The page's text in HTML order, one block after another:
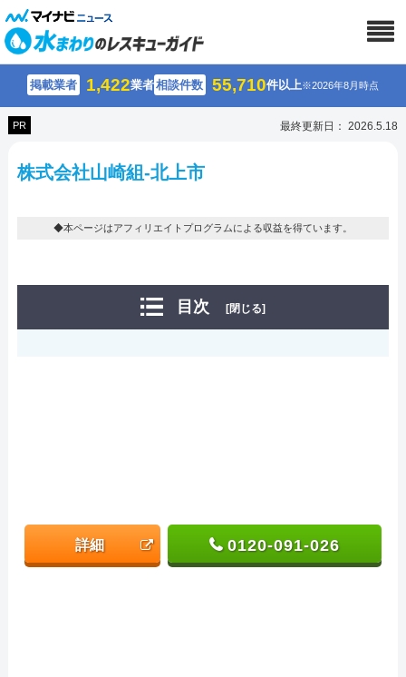
掲載業者 1,422業者相談件数 55,710件以上※2026年8月時点
PR 最終更新日： 2026.5.18
株式会社山崎組-北上市
◆本ページはアフィリエイトプログラムによる収益を得ています。
目次 [閉じる]
詳細 0120-091-026